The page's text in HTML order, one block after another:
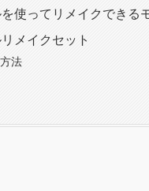
使ってリメイクできる
メイクセット
法